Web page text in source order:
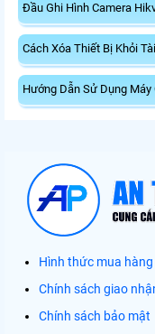
Đầu Ghi Hình Camera
Cách Xóa Thiết Bị Khỏi
Hướng Dẫn Sử Dụng
Hình thức mua hàng
Chính sách giao
Chính sách bảo mật